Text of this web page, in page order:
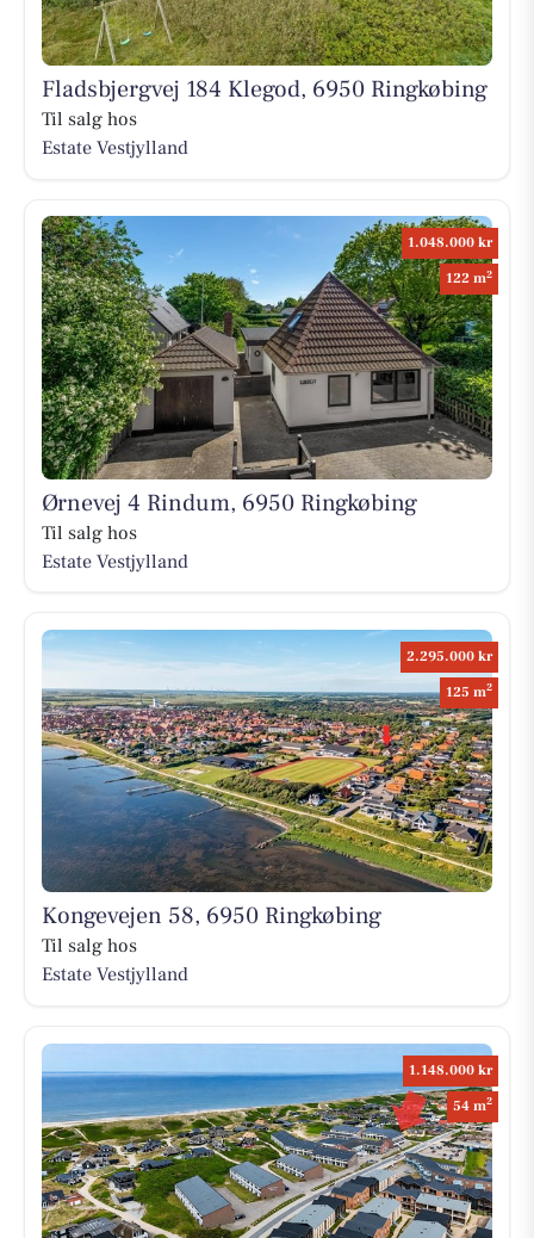
Fladsbjergvej 184 Klegod, 6950 Ringkøbing
Til salg hos
Estate Vestjylland
1.048.000 kr
122 m2
Ørnevej 4 Rindum, 6950 Ringkøbing
Til salg hos
Estate Vestjylland
2.295.000 kr
125 m2
Kongevejen 58, 6950 Ringkøbing
Til salg hos
Estate Vestjylland
1.148.000 kr
54 m2